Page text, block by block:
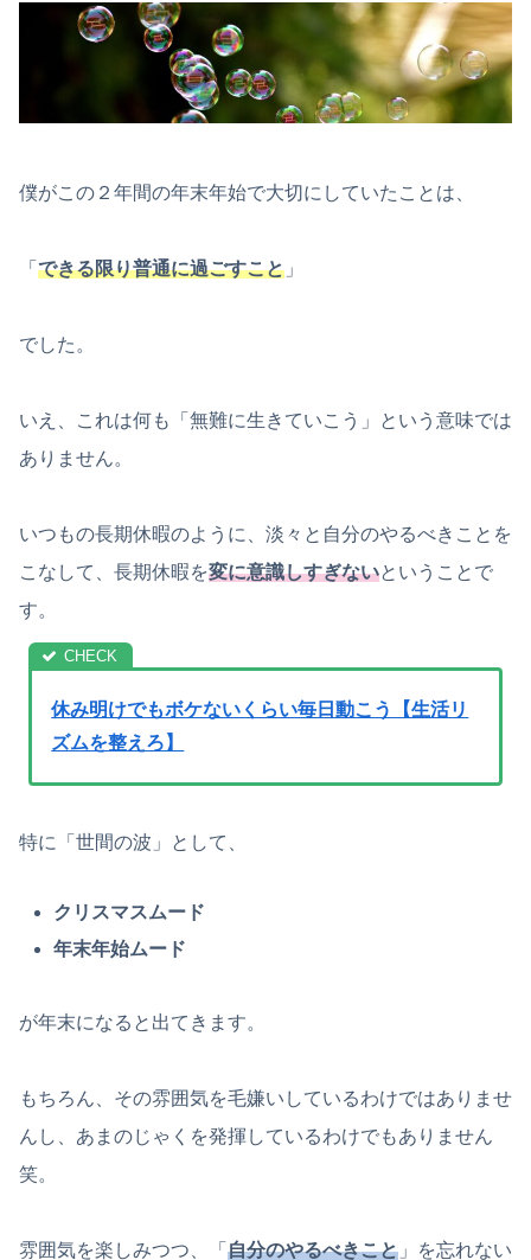
僕がこの２年間の年末年始で大切にしていたことは、
「 できる限り普通に過ごすこと 」
でした。
いえ、これは何も「無難に生きていこう」という意味では
ありません。
いつもの長期休暇のように、淡々と自分のやるべきことを
こなして、長期休暇を変に意識しすぎないということで
す。
休み明けでもボケないくらい毎日動こう【生活リ
ズムを整えろ】
特に「世間の波」として、
クリスマスムード
年末年始ムード
が年末になると出てきます。
もちろん、その雰囲気を毛嫌いしているわけではありませ
んし、あまのじゃくを発揮しているわけでもありません
笑。
雰囲気を楽しみつつ、「 自分のやるべきこと 」を忘れない